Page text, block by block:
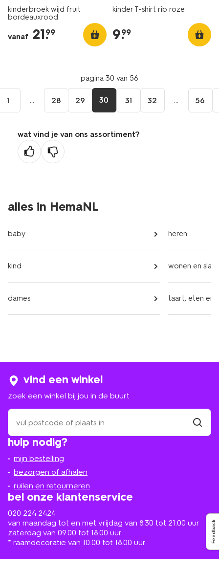
kinderbroek wijd fruit
bordeauxrood
vanaf 21.
99
kinder T-shirt rib roze
9.
99
pagina 30 van 56
1 ... 28 29 30 31 32 ... 56
wat vind je van ons assortiment?
Feedback
alles in HemaNL
baby
kind
dames
heren
wonen en
taart, eten en
hulp nodig?
mijn bestelling
bezorgen of afhalen
ruilen en retourneren
bel onze klantenservice
020 224 2424
van maandag tot en met vrijdag van 8.30 tot 21.00 uur
zaterdag van 09.00 tot 18.00 uur
* raamdecoratie van 10.00 tot 18.00 uur
vind een winkel
zoek een winkel bij jou in de buurt
zoek
een
winkel
bij
in
de
buurt